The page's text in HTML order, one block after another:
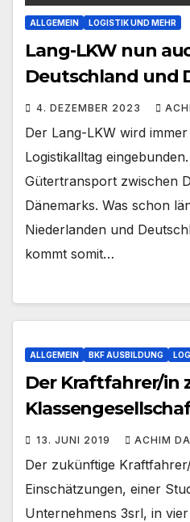
ALLGEMEIN LOGISTIK UND MEHR
Lang-LKW nun
Deutschland und
4. DEZEMBER 2023
Der Lang-LKW wird
Logistikalltag
Gütertransport zwischen
Dänemarks. Was schon
Niederlanden und
kommt somit…
ALLGEMEIN BKF AUSBILDUNG
Der Kraftfahrer/in
13. JUNI 2019 ACHIM
Der zukünftige
Einschätzungen, einer
Unternehmens 3srl, in